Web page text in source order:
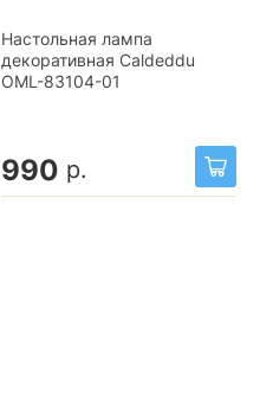
Настольная лампа
декоративная Caldeddu
OML-83104-01
990 р.